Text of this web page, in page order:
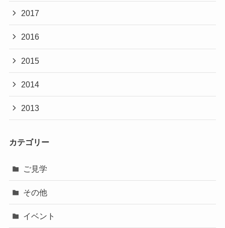
2017
2016
2015
2014
2013
カテゴリー
ご見学
その他
イベント